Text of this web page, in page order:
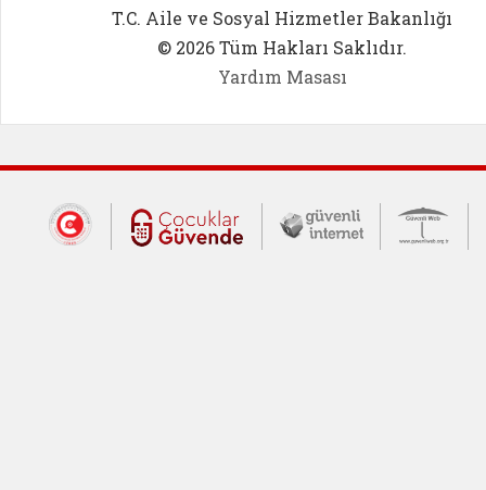
T.C. Aile ve Sosyal Hizmetler Bakanlığı
© 2026 Tüm Hakları Saklıdır.
Yardım Masası
Dış Bağlantılar
Cumhurbaşkanlığı İletişim Merkezi
Çocuklar Güvende (yeni
Güvenli